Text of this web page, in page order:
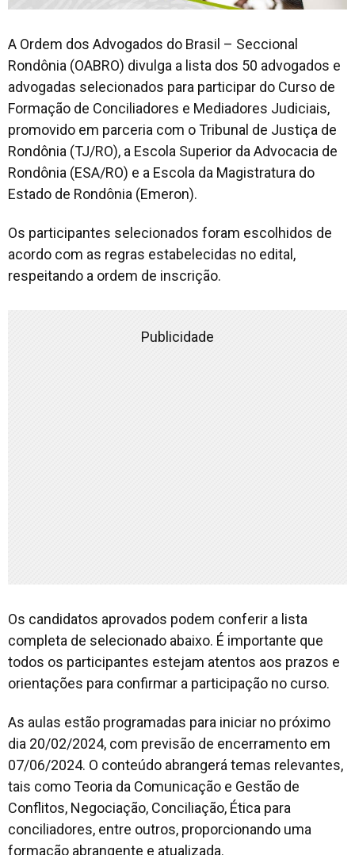
A Ordem dos Advogados do Brasil – Seccional
Rondônia (OABRO) divulga a lista dos 50 advogados e
advogadas selecionados para participar do Curso de
Formação de Conciliadores e Mediadores Judiciais,
promovido em parceria com o Tribunal de Justiça de
Rondônia (TJ/RO), a Escola Superior da Advocacia de
Rondônia (ESA/RO) e a Escola da Magistratura do
Estado de Rondônia (Emeron).
Os participantes selecionados foram escolhidos de
acordo com as regras estabelecidas no edital,
respeitando a ordem de inscrição.
Publicidade
Os candidatos aprovados podem conferir a lista
completa de selecionado abaixo. É importante que
todos os participantes estejam atentos aos prazos e
orientações para confirmar a participação no curso.
As aulas estão programadas para iniciar no próximo
dia 20/02/2024, com previsão de encerramento em
07/06/2024. O conteúdo abrangerá temas relevantes,
tais como Teoria da Comunicação e Gestão de
Conflitos, Negociação, Conciliação, Ética para
conciliadores, entre outros, proporcionando uma
formação abrangente e atualizada.